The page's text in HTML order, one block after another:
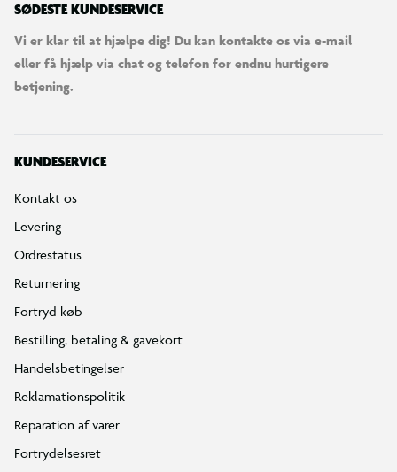
SØDESTE KUNDESERVICE
Vi er klar til at hjælpe dig! Du kan kontakte os via e-mail
eller få hjælp via chat og telefon for endnu hurtigere
betjening.
KUNDESERVICE
Kontakt os
Levering
Ordrestatus
Returnering
Fortryd køb
Bestilling, betaling & gavekort
Handelsbetingelser
Reklamationspolitik
Reparation af varer
Fortrydelsesret